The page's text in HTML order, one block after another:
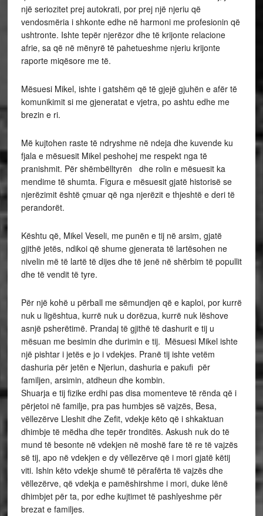
një seriozitet prej autokrati, por prej një njeriu që
vendosmëria i shkonte edhe në harmoni me profesionin që
ushtronte. Ishte tepër njerëzor dhe të krijonte relacione
afrie, sa që në mënyrë të pahetueshme njeriu krijonte
raporte miqësore me të.
Mësuesi Mikel, ishte i gatshëm që të gjejë gjuhën e afër të
komunikimit si me gjeneratat e vjetra, po ashtu edhe me
brezin e ri.
Më kujtohen raste të ndryshme në ndeja dhe kuvende ku
fjala e mësuesit Mikel peshohej me respekt nga të
pranishmit. Për shëmbëlltyrën dhe rolin e mësuesit ka
mendime të shumta. Figura e mësuesit gjatë historisë se
njerëzimit është çmuar që nga njerëzit e thjeshtë e deri të
perandorët.
Kështu që, Mikel Veseli, me punën e tij në arsim, gjatë
gjithë jetës, ndikoi që shume gjenerata të lartësohen ne
nivelin më të lartë të dijes dhe të jenë në shërbim të popullit
dhe të vendit të tyre.
Për një kohë u përball me sëmundjen që e kaploi, por kurrë
nuk u ligështua, kurrë nuk u dorëzua, kurrë nuk lëshove
asnjë psherëtimë. Prandaj të gjithë të dashurit e tij u
mësuan me besimin dhe durimin e tij. Mësuesi Mikel ishte
një pishtar i jetës e jo i vdekjes. Pranë tij ishte vetëm
dashuria për jetën e Njeriun, dashuria e pakufi për
familjen, arsimin, atdheun dhe kombin.
Shuarja e tij fizike erdhi pas disa momenteve të rënda që i
përjetoi në familje, pra pas humbjes së vajzës, Besa,
vëllezërve Lleshit dhe Zefit, vdekje këto që i shkaktuan
dhimbje të mëdha dhe tepër tronditës. Askush nuk do të
mund të besonte në vdekjen në moshë fare të re të vajzës
së tij, apo në vdekjen e dy vëllezërve që i mori gjatë këtij
viti. Ishin këto vdekje shumë të përafërta të vajzës dhe
vëllezërve, që vdekja e pamëshirshme i mori, duke lënë
dhimbjet për ta, por edhe kujtimet të pashlyeshme për
brezat e familjes.